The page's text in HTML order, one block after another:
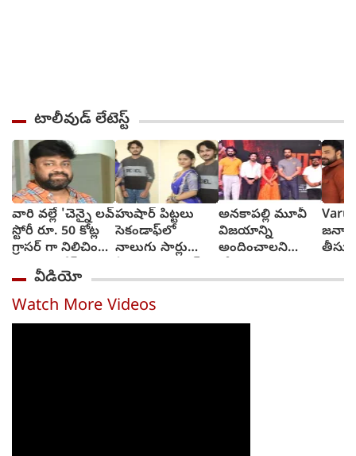
టాలీవుడ్ లేటెస్ట్
వారి వల్లే 'చెన్నై లవ్
స్టోరీ రూ. 50 కోట్ల
గ్రాసర్ గా నిలిచింది -
సాయి రాజేష్
హుషార్‌ పిట్టలు
సెకండాఫ్‌లో
నాలుగు సార్లు
అర్జున్‌
అనకాపల్లి మూవీ
విజయాన్ని
అందించాలని
సోనూ సూద్
వీడియో
Watch More Videos